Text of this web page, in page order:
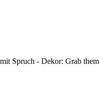
Spruch - Dekor: Grab them